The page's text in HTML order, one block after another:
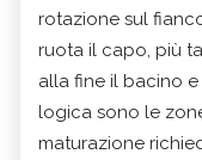
rotazione sul
ruota il capo, più
alla fine il bacino
logica sono le
maturazione